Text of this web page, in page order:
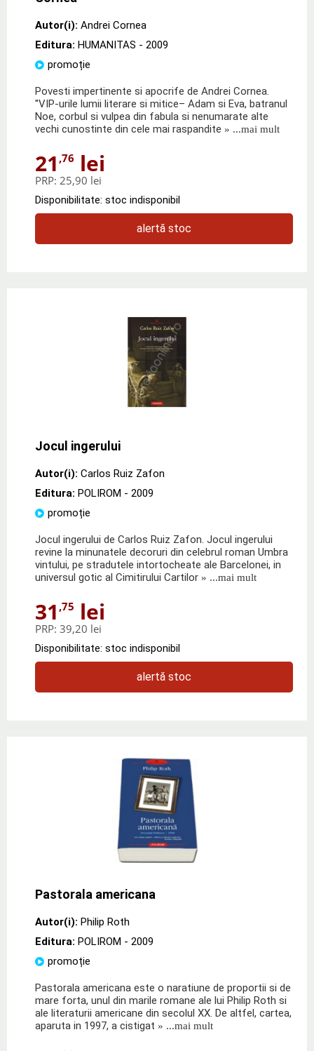
Autor(i): Andrei Cornea
Editura: HUMANITAS - 2009
promoție
Povesti impertinente si apocrife de Andrei Cornea.
''VIP-urile lumii literare si mitice– Adam si Eva, batranul
Noe, corbul si vulpea din fabula si nenumarate alte
vechi cunostinte din cele mai raspandite » ...mai mult
21 ,76 lei
PRP: 25,90 lei
Disponibilitate: stoc indisponibil
alertă stoc
Jocul ingerului
Autor(i): Carlos Ruiz Zafon
Editura: POLIROM - 2009
promoție
Jocul ingerului de Carlos Ruiz Zafon. Jocul ingerului
revine la minunatele decoruri din celebrul roman Umbra
vintului, pe stradutele intortocheate ale Barcelonei, in
universul gotic al Cimitirului Cartilor » ...mai mult
31 ,75 lei
PRP: 39,20 lei
Disponibilitate: stoc indisponibil
alertă stoc
Pastorala americana
Autor(i): Philip Roth
Editura: POLIROM - 2009
promoție
Pastorala americana este o naratiune de proportii si de
mare forta, unul din marile romane ale lui Philip Roth si
ale literaturii americane din secolul XX. De altfel, cartea,
aparuta in 1997, a cistigat » ...mai mult